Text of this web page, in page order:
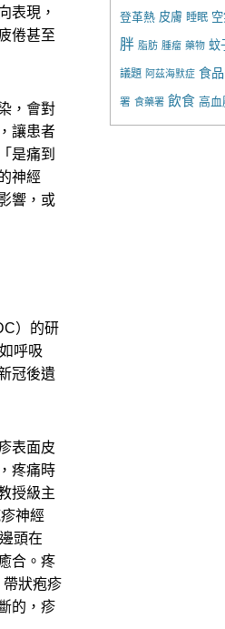
表現，
倦甚至
，會對
讓患者
是痛到
神經
響，或
）的研
呼吸
冠後遺
表面皮
疼痛時
授級主
神經
頭在
合。疼
帶狀疱疹
的，疹
登革熱 皮膚 睡眠
胖 脂肪 腫瘤 藥物 蚊
議題 阿茲海默症 食
署 食藥署 飲食 高血